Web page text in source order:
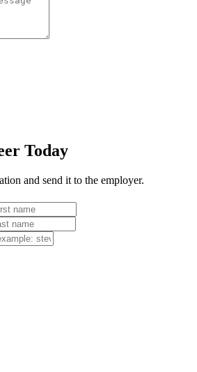
Today
and send it to the employer.